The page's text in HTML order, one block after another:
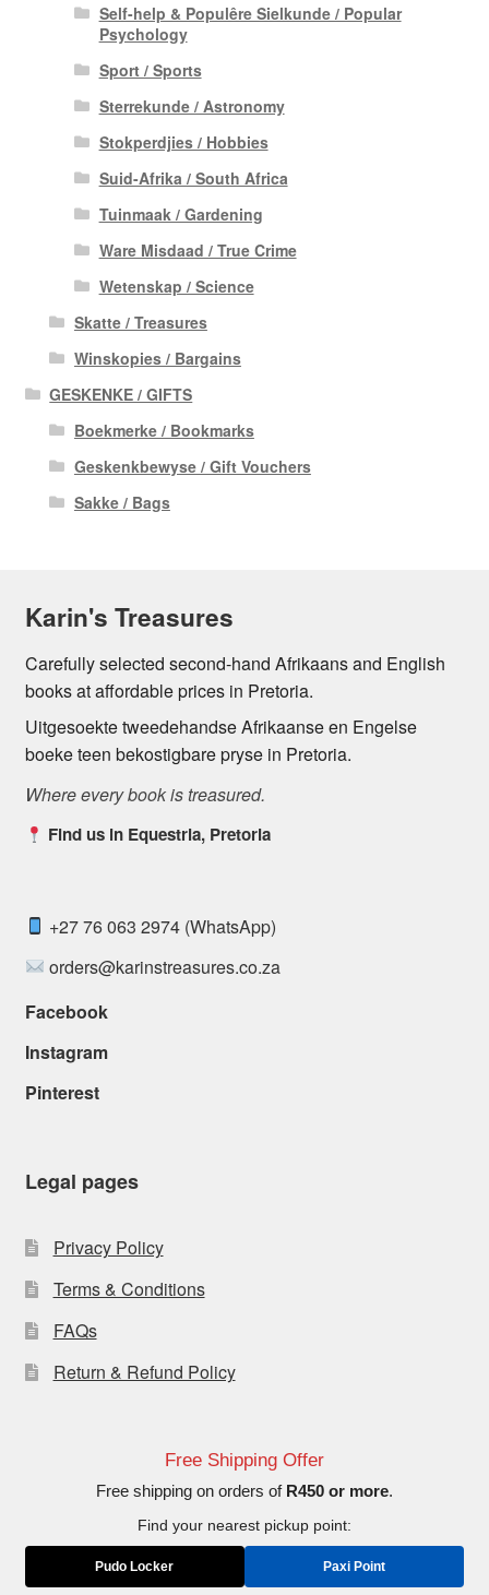
Self-help & Populêre Sielkunde / Popular
Psychology
Sport / Sports
Sterrekunde / Astronomy
Stokperdjies / Hobbies
Suid-Afrika / South Africa
Tuinmaak / Gardening
Ware Misdaad / True Crime
Wetenskap / Science
Skatte / Treasures
Winskopies / Bargains
GESKENKE / GIFTS
Boekmerke / Bookmarks
Geskenkbewyse / Gift Vouchers
Sakke / Bags
Karin's Treasures
Carefully selected second-hand Afrikaans and English
books at affordable prices in Pretoria.
Uitgesoekte tweedehandse Afrikaanse en Engelse
boeke teen bekostigbare pryse in Pretoria.
Where every book is treasured.
Find us in Equestria, Pretoria
+27 76 063 2974 (WhatsApp)
orders@karinstreasures.co.za
Facebook
Instagram
Pinterest
Legal pages
Privacy Policy
Terms & Conditions
FAQs
Return & Refund Policy
Free Shipping Offer
Free shipping on orders of R450 or more.
Find your nearest pickup point:
Pudo Locker Paxi Point